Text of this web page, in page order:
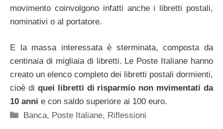
movimento coinvolgono infatti anche i libretti postali,
nominativi o al portatore.
E la massa interessata è sterminata, composta da
centinaia di migliaia di libretti. Le Poste Italiane hanno
creato un elenco completo dei libretti postali dormienti,
cioè di quei libretti di risparmio non mvimentati da
10 anni e con saldo superiore ai 100 euro.
Categorie
Banca, Poste Italiane, Riflessioni